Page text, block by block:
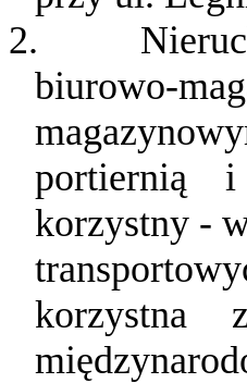
2.
biurowo-
portiernią i
korzystny -